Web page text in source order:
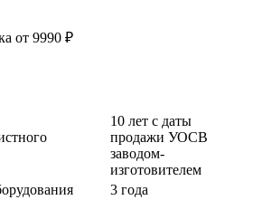
от 9990 ₽
10 лет с даты
продажи УОСВ
заводом-
изготовителем
3 года